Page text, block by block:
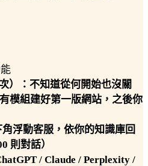
）：不知道從何開始也沒關
模組建好第一版網站，之後你
浮動客服，依你的知識庫回
則對話）
/ Claude / Perplexity /